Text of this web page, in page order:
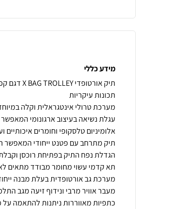
מידע כללי
עגלת נשיאה בעיצוב ארגונומי
מערכת גב אורטופדית בעלת מבנה